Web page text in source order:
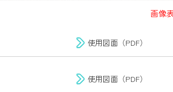
画像
使用図面（PDF）
使用図面（PDF）